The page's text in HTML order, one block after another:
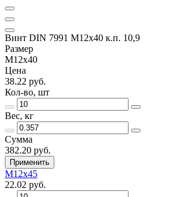
Винт DIN 7991 M12х40 к.п. 10,9
Размер
M12х40
Цена
38.22 руб.
Кол-во, шт
Вес, кг
Сумма
382.20 руб.
Применить
M12х45
22.02 руб.